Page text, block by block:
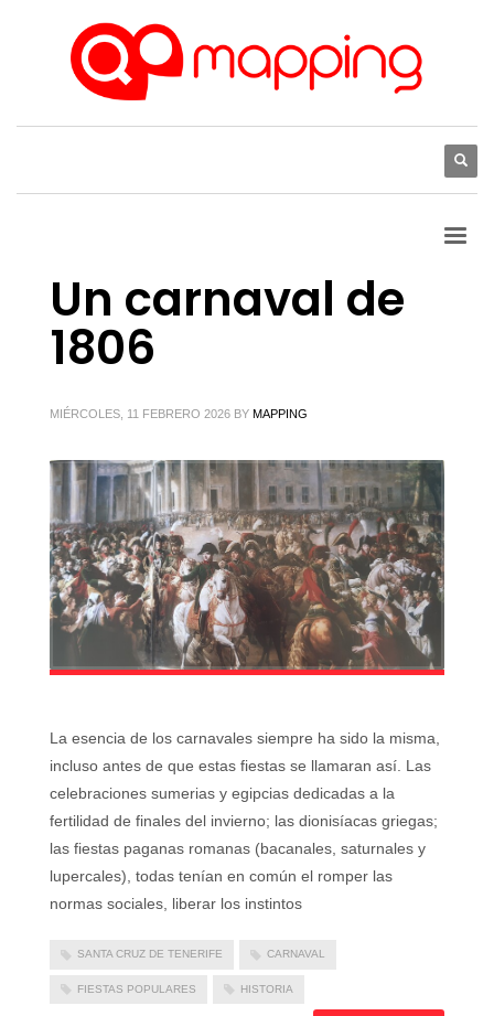
Un carnaval de
1806
MIÉRCOLES, 11 FEBRERO 2026 BY MAPPING
La esencia de los carnavales siempre ha sido la misma,
incluso antes de que estas fiestas se llamaran así. Las
celebraciones sumerias y egipcias dedicadas a la
fertilidad de finales del invierno; las dionisíacas griegas;
las fiestas paganas romanas (bacanales, saturnales y
lupercales), todas tenían en común el romper las
normas sociales, liberar los instintos
SANTA CRUZ DE TENERIFE CARNAVAL
FIESTAS POPULARES HISTORIA